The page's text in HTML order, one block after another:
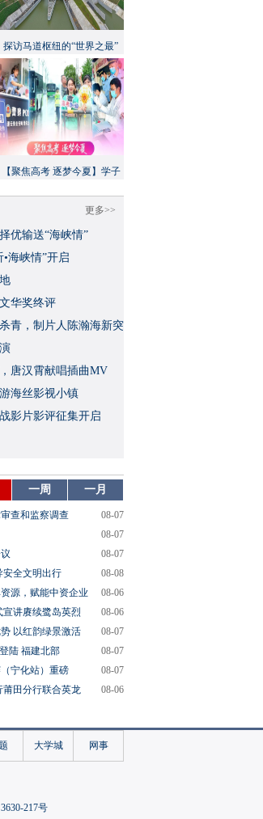
探访马道枢纽的“世界之最”
【聚焦高考 逐梦今夏】学子
更多>>
优输送“海峡情”
海峡情”开启
华奖终评
青，制片人陈瀚海新突
唐汉霄献唱插曲MV
海丝影视小镇
影片影评征集开启
一周 一月
查和监察调查
08-07
08-07
08-07
安全文明出行
08-08
源，赋能中资企业
08-06
宣讲赓续鹭岛英烈
08-06
以红韵绿景激活
08-07
陆 福建北部
08-07
宁化站）重磅
08-07
田分行联合英龙
08-06
大学城 网事
217号